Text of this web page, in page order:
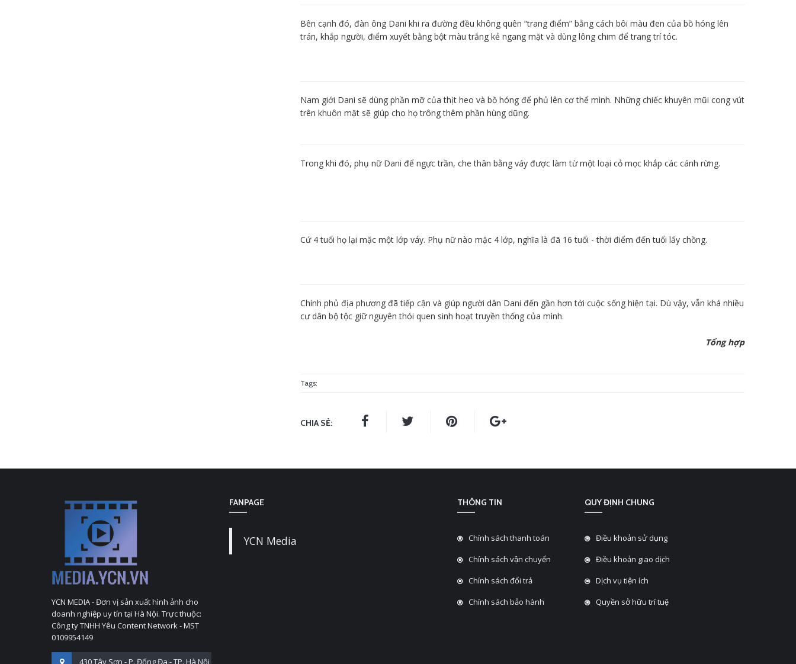
Bên cạnh đó, đàn ông Dani khi ra đường đều không quên “trang điểm” bằng cách bôi màu đen của bồ hóng lên
trán, khắp người, điểm xuyết bằng bột màu trắng kẻ ngang mặt và dùng lông chim để trang trí tóc.
Nam giới Dani sẽ dùng phần mỡ của thịt heo và bồ hóng để phủ lên cơ thể mình. Những chiếc khuyên mũi cong vút
trên khuôn mặt sẽ giúp cho họ trông thêm phần hùng dũng.
Trong khi đó, phụ nữ Dani để ngực trần, che thân bằng váy được làm từ một loại cỏ mọc khắp các cánh rừng.
Cứ 4 tuổi họ lại mặc một lớp váy. Phụ nữ nào mặc 4 lớp, nghĩa là đã 16 tuổi - thời điểm đến tuổi lấy chồng.
Chính phủ địa phương đã tiếp cận và giúp người dân Dani đến gần hơn tới cuộc sống hiện tại. Dù vậy, vẫn khá nhiều
cư dân bộ tộc giữ nguyên thói quen sinh hoạt truyền thống của mình.
Tổng hợp
Tags:
CHIA SẺ:
YCN MEDIA - Đơn vị sản xuất hình ảnh cho
doanh nghiệp uy tín tại Hà Nội. Trực thuộc:
Công ty TNHH Yêu Content Network - MST
0109954149
430 Tây Sơn - P. Đống Đa - TP. Hà Nội
FANPAGE
YCN Media
THÔNG TIN
Chính sách thanh toán
Chính sách vận chuyển
Chính sách đổi trả
Chính sách bảo hành
QUY ĐỊNH CHUNG
Điều khoản sử dụng
Điều khoản giao dịch
Dịch vụ tiện ích
Quyền sở hữu trí tuệ